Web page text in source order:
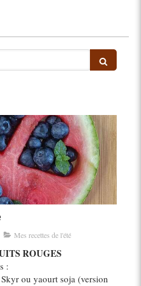
Mes recettes de l'été
ROUGES
:
ou yaourt soja (version